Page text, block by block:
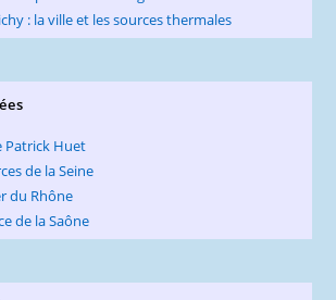
: la ville et les sources thermales
Patrick Huet
de la Seine
du Rhône
de la Saône